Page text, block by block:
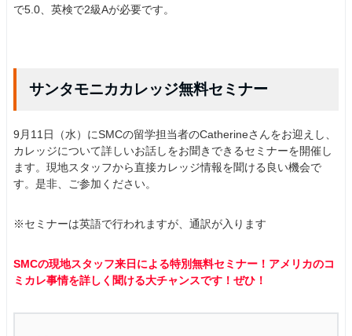
で5.0、英検で2級Aが必要です。
サンタモニカカレッジ無料セミナー
9月11日（水）にSMCの留学担当者のCatherineさんをお迎えし、
カレッジについて詳しいお話しをお聞きできるセミナーを開催し
ます。現地スタッフから直接カレッジ情報を聞ける良い機会で
す。是非、ご参加ください。
※セミナーは英語で行われますが、通訳が入ります
SMCの現地スタッフ来日による特別無料セミナー！アメリカのコ
ミカレ事情を詳しく聞ける大チャンスです！ぜひ！